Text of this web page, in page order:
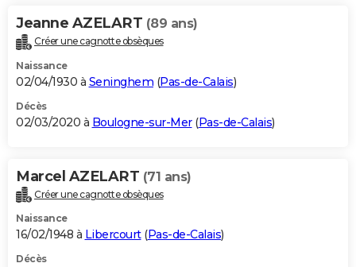
Jeanne AZELART (89 ans)
Créer une cagnotte obsèques
Naissance
02/04/1930 à Seninghem (Pas-de-Calais)
Décès
02/03/2020 à Boulogne-sur-Mer(Pas-de-Calais)
Marcel AZELART (71 ans)
Créer une cagnotte obsèques
Naissance
16/02/1948 à Libercourt(Pas-de-Calais)
Décès